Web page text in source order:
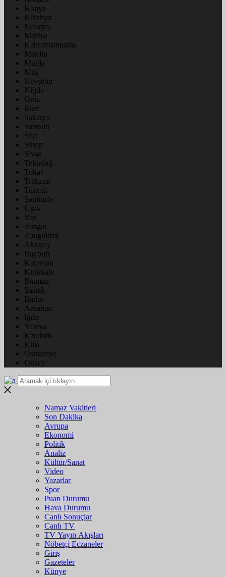
Konya
Kütahya
Malatya
Manisa
Kahramanmaraş
Mardin
Muğla
Muş
Nevşehir
Niğde
Ordu
Rize
Sakarya
Samsun
Siirt
Sinop
Sivas
Tekirdağ
Tokat
Trabzon
Tunceli
Şanlıurfa
Uşak
Van
Yozgat
Zonguldak
Aksaray
Bayburt
Karaman
Kırıkkale
Batman
Şırnak
Bartın
Ardahan
Iğdır
Yalova
Karabük
Kilis
Osmaniye
Düzce
Namaz Vakitleri
Son Dakika
Avrupa
Ekonomi
Politik
Analiz
Kültür/Sanat
Video
Yazarlar
Spor
Puan Durumu
Hava Durumu
Canlı Sonuçlar
Canlı TV
TV Yayın Akışları
Nöbetçi Eczaneler
Giriş
Gazeteler
Künye